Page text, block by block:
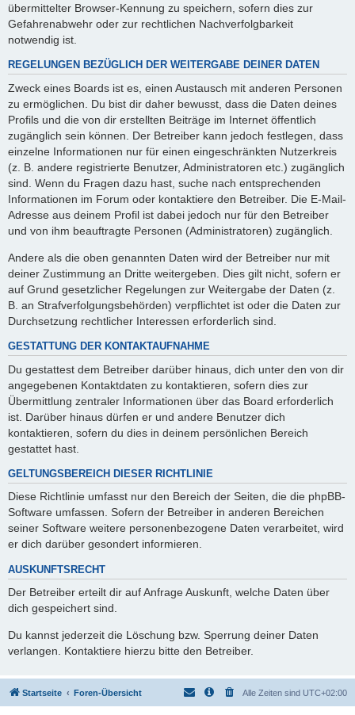
übermittelter Browser-Kennung zu speichern, sofern dies zur
Gefahrenabwehr oder zur rechtlichen Nachverfolgbarkeit
notwendig ist.
REGELUNGEN BEZÜGLICH DER WEITERGABE DEINER DATEN
Zweck eines Boards ist es, einen Austausch mit anderen Personen
zu ermöglichen. Du bist dir daher bewusst, dass die Daten deines
Profils und die von dir erstellten Beiträge im Internet öffentlich
zugänglich sein können. Der Betreiber kann jedoch festlegen, dass
einzelne Informationen nur für einen eingeschränkten Nutzerkreis
(z. B. andere registrierte Benutzer, Administratoren etc.) zugänglich
sind. Wenn du Fragen dazu hast, suche nach entsprechenden
Informationen im Forum oder kontaktiere den Betreiber. Die E-Mail-
Adresse aus deinem Profil ist dabei jedoch nur für den Betreiber
und von ihm beauftragte Personen (Administratoren) zugänglich.
Andere als die oben genannten Daten wird der Betreiber nur mit
deiner Zustimmung an Dritte weitergeben. Dies gilt nicht, sofern er
auf Grund gesetzlicher Regelungen zur Weitergabe der Daten (z.
B. an Strafverfolgungsbehörden) verpflichtet ist oder die Daten zur
Durchsetzung rechtlicher Interessen erforderlich sind.
GESTATTUNG DER KONTAKTAUFNAHME
Du gestattest dem Betreiber darüber hinaus, dich unter den von dir
angegebenen Kontaktdaten zu kontaktieren, sofern dies zur
Übermittlung zentraler Informationen über das Board erforderlich
ist. Darüber hinaus dürfen er und andere Benutzer dich
kontaktieren, sofern du dies in deinem persönlichen Bereich
gestattet hast.
GELTUNGSBEREICH DIESER RICHTLINIE
Diese Richtlinie umfasst nur den Bereich der Seiten, die die phpBB-
Software umfassen. Sofern der Betreiber in anderen Bereichen
seiner Software weitere personenbezogene Daten verarbeitet, wird
er dich darüber gesondert informieren.
AUSKUNFTSRECHT
Der Betreiber erteilt dir auf Anfrage Auskunft, welche Daten über
dich gespeichert sind.
Du kannst jederzeit die Löschung bzw. Sperrung deiner Daten
verlangen. Kontaktiere hierzu bitte den Betreiber.
Startseite Foren-Übersicht Alle Zeiten sind UTC+02:00